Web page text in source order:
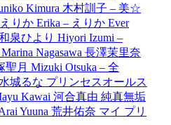
Kimura 木村訓子 – 美☆
りか Erika – えりか Ever
泉ひより Hiyori Izumi –
Nagasawa 長澤茉里奈
聖月 Mizuki Otsuka – 全
城るな プリンセスオールス
Kawai 河合真由 純真無垢
Yuuna 荒井佑奈 マイ プリ